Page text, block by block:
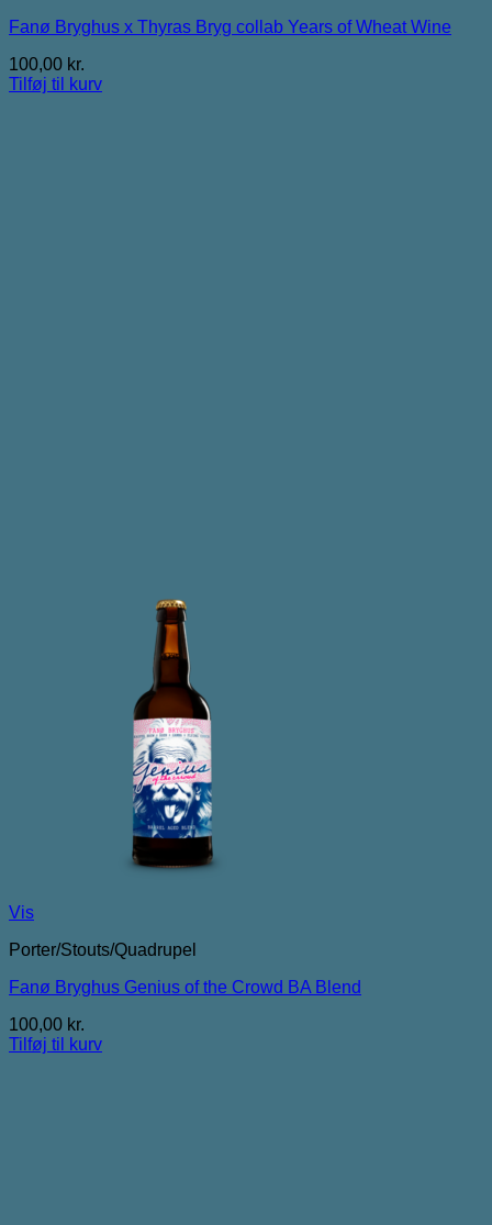
Fanø Bryghus x Thyras Bryg collab Years of Wheat Wine
100,00 kr.
Tilføj til kurv
Vis
Porter/Stouts/Quadrupel
Fanø Bryghus Genius of the Crowd BA Blend
100,00 kr.
Tilføj til kurv